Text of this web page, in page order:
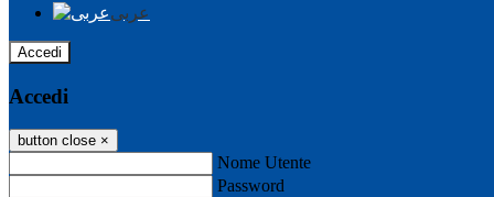
عربى
Accedi
Accedi
button close ×
Nome Utente
Password